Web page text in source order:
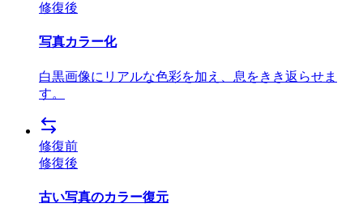
修復後
写真カラー化
白黒画像にリアルな色彩を加え、息をきき返らせま
す。
修復前
修復後
古い写真のカラー復元